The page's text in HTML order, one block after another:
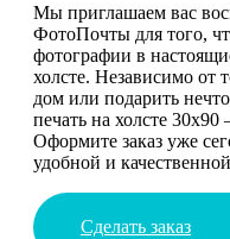
Мы приглашаем вас
ФотоПочты для того,
фотографии в
холсте. Независимо от
дом или подарить
печать на холсте
Оформите заказ уже
удобной и
Сделать заказ